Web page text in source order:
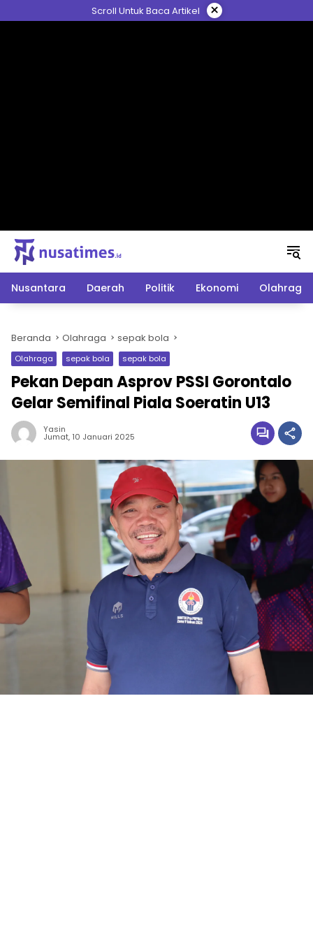
ke
Scroll Untuk Baca Artikel ×
Nusantara Daerah Politik Ekonomi Olahraga
Beranda Olahraga sepak bola
Olahraga sepak bola sepak bola
Pekan Depan Asprov PSSI Gorontalo
Gelar Semifinal Piala Soeratin U13
Yasin
Jumat, 10 Januari 2025